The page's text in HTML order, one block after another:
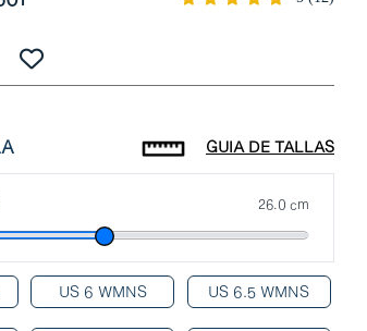
GUIA DE TALLAS
26.0 cm
US 6 WMNS US 6.5 WMNS